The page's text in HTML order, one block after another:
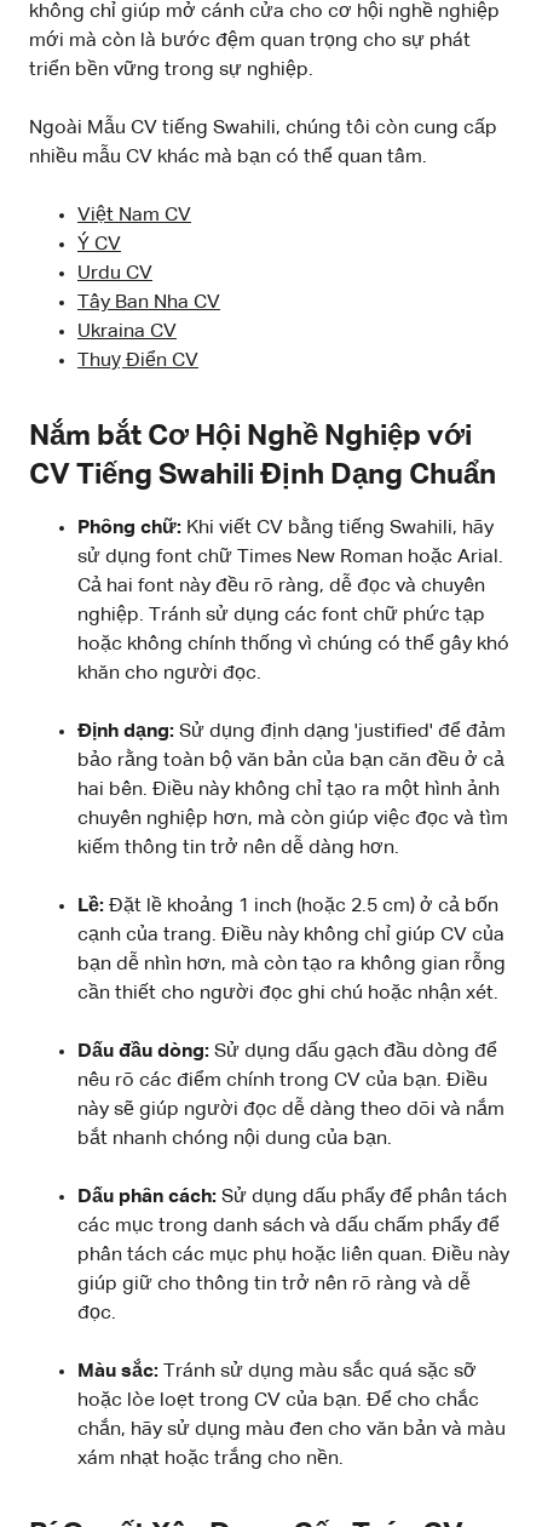
không chỉ giúp mở cánh cửa cho cơ hội nghề nghiệp
mới mà còn là bước đệm quan trọng cho sự phát
triển bền vững trong sự nghiệp.
Ngoài Mẫu CV tiếng Swahili, chúng tôi còn cung cấp
nhiều mẫu CV khác mà bạn có thể quan tâm.
Việt Nam CV
Ý CV
Urdu CV
Tây Ban Nha CV
Ukraina CV
Thuỵ Điển CV
Nắm bắt Cơ Hội Nghề Nghiệp với
CV Tiếng Swahili Định Dạng Chuẩn
Phông chữ: Khi viết CV bằng tiếng Swahili, hãy
sử dụng font chữ Times New Roman hoặc Arial.
Cả hai font này đều rõ ràng, dễ đọc và chuyên
nghiệp. Tránh sử dụng các font chữ phức tạp
hoặc không chính thống vì chúng có thể gây khó
khăn cho người đọc.
Định dạng: Sử dụng định dạng 'justified' để đảm
bảo rằng toàn bộ văn bản của bạn căn đều ở cả
hai bên. Điều này không chỉ tạo ra một hình ảnh
chuyên nghiệp hơn, mà còn giúp việc đọc và tìm
kiếm thông tin trở nên dễ dàng hơn.
Lề: Đặt lề khoảng 1 inch (hoặc 2.5 cm) ở cả bốn
cạnh của trang. Điều này không chỉ giúp CV của
bạn dễ nhìn hơn, mà còn tạo ra không gian rỗng
cần thiết cho người đọc ghi chú hoặc nhận xét.
Dấu đầu dòng: Sử dụng dấu gạch đầu dòng để
nêu rõ các điểm chính trong CV của bạn. Điều
này sẽ giúp người đọc dễ dàng theo dõi và nắm
bắt nhanh chóng nội dung của bạn.
Dấu phân cách: Sử dụng dấu phẩy để phân tách
các mục trong danh sách và dấu chấm phẩy để
phân tách các mục phụ hoặc liên quan. Điều này
giúp giữ cho thông tin trở nên rõ ràng và dễ
đọc.
Màu sắc: Tránh sử dụng màu sắc quá sặc sỡ
hoặc lòe loẹt trong CV của bạn. Để cho chắc
chắn, hãy sử dụng màu đen cho văn bản và màu
xám nhạt hoặc trắng cho nền.